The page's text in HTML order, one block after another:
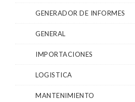
GENERADOR DE INFORMES
GENERAL
IMPORTACIONES
LOGISTICA
MANTENIMIENTO